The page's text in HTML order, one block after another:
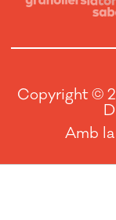
Copyright ©
Amb